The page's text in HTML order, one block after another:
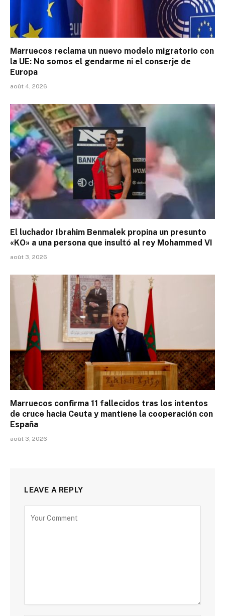
Marruecos reclama un nuevo modelo migratorio con
la UE: No somos el gendarme ni el conserje de
Europa
août 4, 2026
El luchador Ibrahim Benmalek propina un presunto
«KO» a una persona que insultó al rey Mohammed VI
août 3, 2026
Marruecos confirma 11 fallecidos tras los intentos
de cruce hacia Ceuta y mantiene la cooperación con
España
août 3, 2026
LEAVE A REPLY